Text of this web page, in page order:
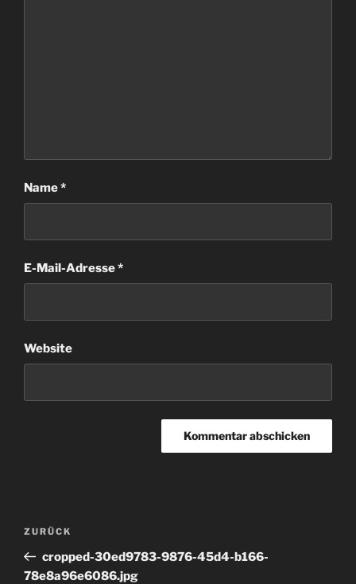
Name*
E-Mail-Adresse*
Website
Beitragsnavigation
Vorheriger
Beitrag
ZURÜCK
cropped-30ed9783-9876-45d4-b166-
78e8a96e6086.jpg